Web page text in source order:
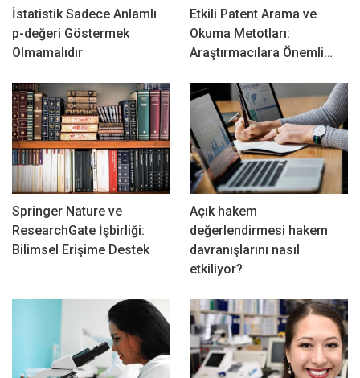
İstatistik Sadece Anlamlı
p-değeri Göstermek
Olmamalıdır
Etkili Patent Arama ve
Okuma Metotları:
Araştırmacılara Önemli…
Springer Nature ve
ResearchGate İşbirliği:
Bilimsel Erişime Destek
Açık hakem
değerlendirmesi hakem
davranışlarını nasıl
etkiliyor?